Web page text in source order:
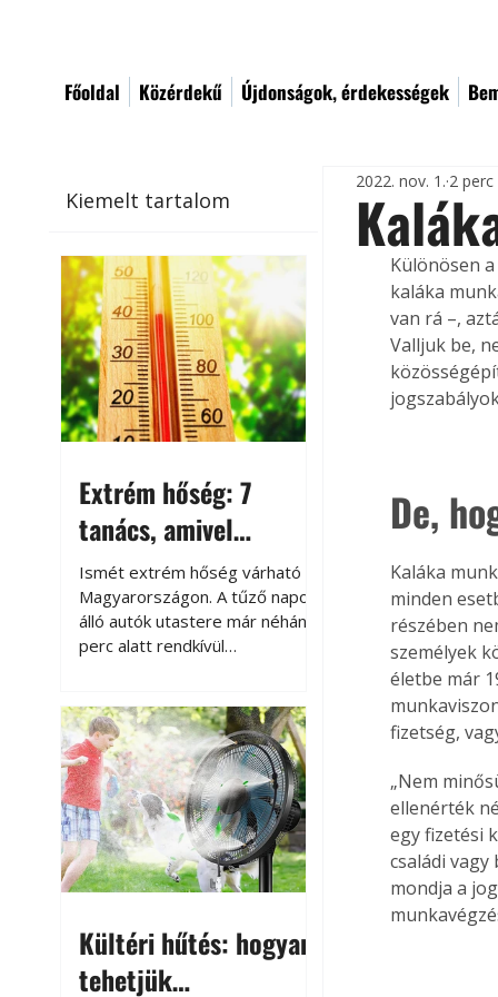
Főoldal Közérdekű Újdonságok, érdekességek
Kiemelt tartalom
Extrém hőség: 7
tanács, amivel
megóvhatjuk
autónkat a nyári
károktól
Ismét extrém hőség várható
Magyarországon. A tűző napon
álló autók utastere már néhány
perc alatt rendkívül
megközelítheti. Ez nemcsak a
beszállást teszi kellemetlenné,
hanem az autó állapotára és a
benne hagyott tárgyakra is
káros hatással lehet. Néhány
egyszerű óvintézkedéssel
azonban jelentősen
csökkenthetjük a hőség káros
Kültéri hűtés: hogyan
tehetjük
2022. nov. 1. 2
Különösen
kaláka
van rá –,
Valljuk be,
De,
Kaláka
minden
részében
személyek
életbe már
fizetség,
„Nem
ellenérték
egy fizetési
családi
mondja a